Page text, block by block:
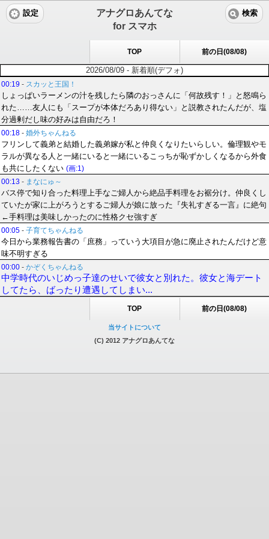
アナグロあんてな
for スマホ
設定 検索
TOP 前の日(08/08)
2026/08/09 - 新着順(デフォ)
00:19 - スカッと王国！
しょっぱいラーメンの汁を残したら隣のおっさんに「何故残す！」と怒鳴ら
れた……友人にも「スープが本体だろあり得ない」と説教されたんだが、塩
分過剰だし味の好みは自由だろ！
00:18 - 婚外ちゃんねる
フリンして義弟と結婚した義弟嫁が私と仲良くなりたいらしい。倫理観やモ
ラルが異なる人と一緒にいると一緒にいるこっちが恥ずかしくなるから外食
も共にしたくない (画:1)
00:13 - まなにゅ～
バス停で知り合った料理上手なご婦人から絶品手料理をお裾分け。仲良くし
ていたが家に上がろうとするご婦人が娘に放った『失礼すぎる一言』に絶句
←手料理は美味しかったのに性格クセ強すぎ
00:05 - 子育てちゃんねる
今日から業務報告書の「庶務」っていう大項目が急に廃止されたんだけど意
味不明すぎる
00:00 - かぞくちゃんねる
中学時代のいじめっ子達のせいで彼女と別れた。彼女と海デート
してたら、ばったり遭遇してしまい...
TOP 前の日(08/08)
当サイトについて
(C) 2012 アナグロあんてな